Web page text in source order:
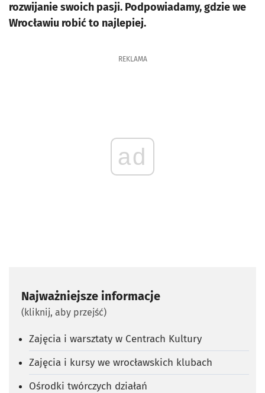
rozwijanie swoich pasji. Podpowiadamy, gdzie we
Wrocławiu robić to najlepiej.
REKLAMA
ad
Najważniejsze informacje
(kliknij, aby przejść)
Zajęcia i warsztaty w Centrach Kultury
Zajęcia i kursy we wrocławskich klubach
Ośrodki twórczych działań